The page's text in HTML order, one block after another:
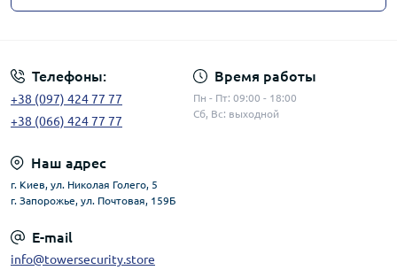
Телефоны:
+38 (097) 424 77 77
+38 (066) 424 77 77
Время работы
Пн - Пт: 09:00 - 18:00
Сб, Вс: выходной
Наш адрес
г. Киев, ул. Николая Голего, 5
г. Запорожье, ул. Почтовая, 159Б
E-mail
info@towersecurity.store